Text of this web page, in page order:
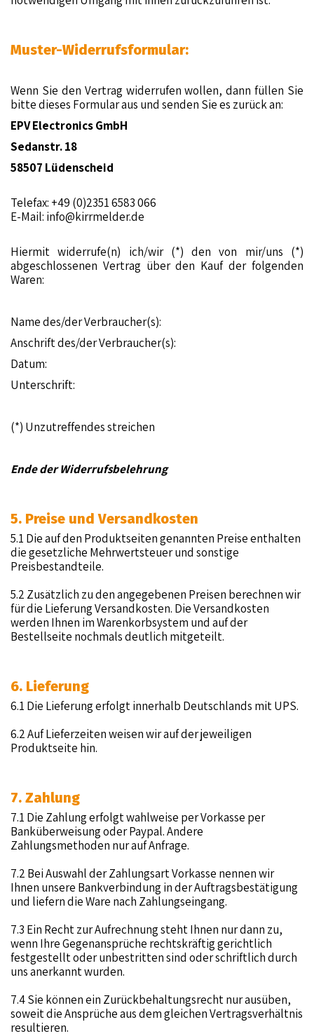
Muster-Widerrufsformular:
Wenn Sie den Vertrag widerrufen wollen, dann füllen Sie
bitte dieses Formular aus und senden Sie es zurück an:
EPV Electronics GmbH
Sedanstr. 18
58507 Lüdenscheid
Telefax: +49 (0)2351 6583 066
E-Mail: info@kirrmelder.de
Hiermit widerrufe(n) ich/wir (*) den von mir/uns (*)
abgeschlossenen Vertrag über den Kauf der folgenden
Waren:
Name des/der Verbraucher(s):
Anschrift des/der Verbraucher(s):
Datum:
Unterschrift:
(*) Unzutreffendes streichen
Ende der Widerrufsbelehrung
5. Preise und Versandkosten
5.1 Die auf den Produktseiten genannten Preise enthalten
die gesetzliche Mehrwertsteuer und sonstige
Preisbestandteile.
5.2 Zusätzlich zu den angegebenen Preisen berechnen wir
für die Lieferung Versandkosten. Die Versandkosten
werden Ihnen im Warenkorbsystem und auf der
Bestellseite nochmals deutlich mitgeteilt.
6. Lieferung
6.1 Die Lieferung erfolgt innerhalb Deutschlands mit UPS.
6.2 Auf Lieferzeiten weisen wir auf der jeweiligen
Produktseite hin.
7. Zahlung
7.1 Die Zahlung erfolgt wahlweise per Vorkasse per
Banküberweisung oder Paypal. Andere
Zahlungsmethoden nur auf Anfrage.
7.2 Bei Auswahl der Zahlungsart Vorkasse nennen wir
Ihnen unsere Bankverbindung in der Auftragsbestätigung
und liefern die Ware nach Zahlungseingang.
7.3 Ein Recht zur Aufrechnung steht Ihnen nur dann zu,
wenn Ihre Gegenansprüche rechtskräftig gerichtlich
festgestellt oder unbestritten sind oder schriftlich durch
uns anerkannt wurden.
7.4 Sie können ein Zurückbehaltungsrecht nur ausüben,
soweit die Ansprüche aus dem gleichen Vertragsverhältnis
resultieren.